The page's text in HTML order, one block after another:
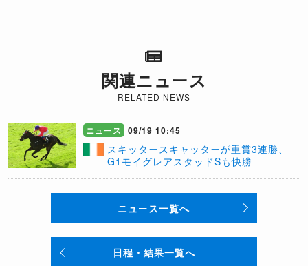
関連ニュース
RELATED NEWS
ニュース 09/19 10:45
​スキッタースキャッターが重賞3連勝、
G1モイグレアスタッドSも快勝
ニュース一覧へ
日程・結果一覧へ